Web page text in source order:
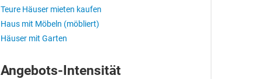
Teure Häuser mieten kaufen
Haus mit Möbeln (möbliert)
Häuser mit Garten
Angebots-Intensität